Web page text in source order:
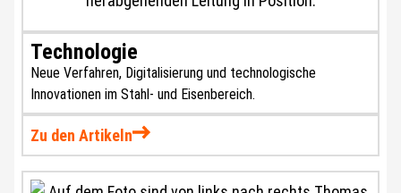
Technologie
Neue Verfahren, Digitalisierung und technologische
Innovationen im Stahl- und Eisenbereich.
Zu den Artikeln